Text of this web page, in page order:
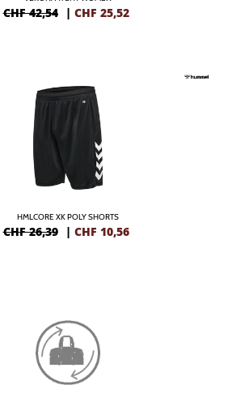
CHF 42,54 | CHF 25,52
HMLCORE XK POLY SHORTS
CHF 26,39 | CHF 10,56